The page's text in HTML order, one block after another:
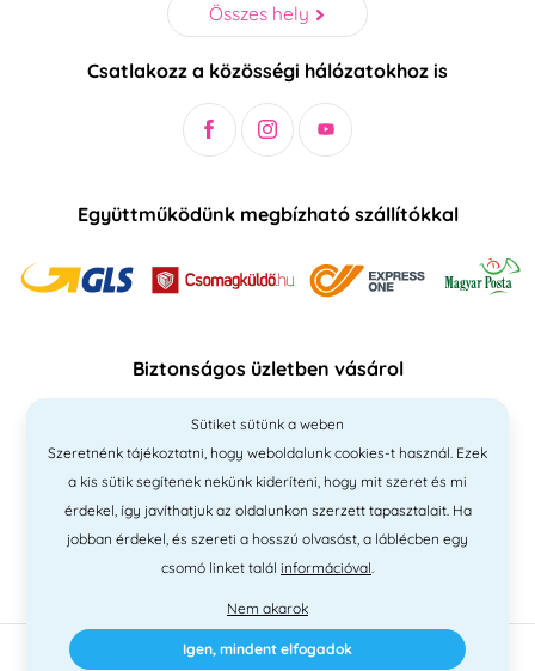
Összes hely
Csatlakozz a közösségi hálózatokhoz is
Együttműködünk megbízható szállítókkal
Biztonságos üzletben vásárol
2010 - 2026 © PNM International Kft. • technikai választék Simplia
Sütiket sütünk a weben
Szeretnénk tájékoztatni, hogy weboldalunk cookies-t használ. Ezek
a kis sütik segítenek nekünk kideríteni, hogy mit szeret és mi
érdekel, így javíthatjuk az oldalunkon szerzett tapasztalait. Ha
jobban érdekel, és szereti a hosszú olvasást, a láblécben egy
csomó linket talál információval.
Nem akarok
Igen, mindent elfogadok